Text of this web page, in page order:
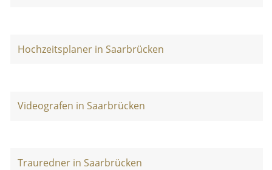
Hochzeitsplaner in Saarbrücken
Videografen in Saarbrücken
Trauredner in Saarbrücken